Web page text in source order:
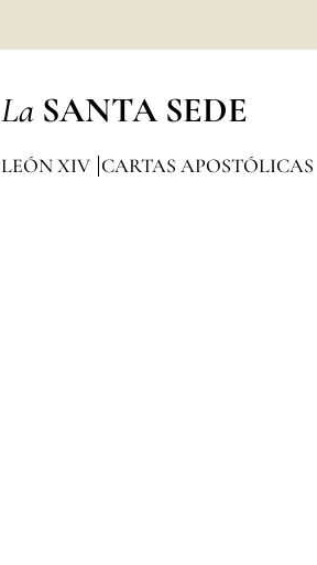
La SANTA SEDE
LEÓN XIV CARTAS APOSTÓLICAS